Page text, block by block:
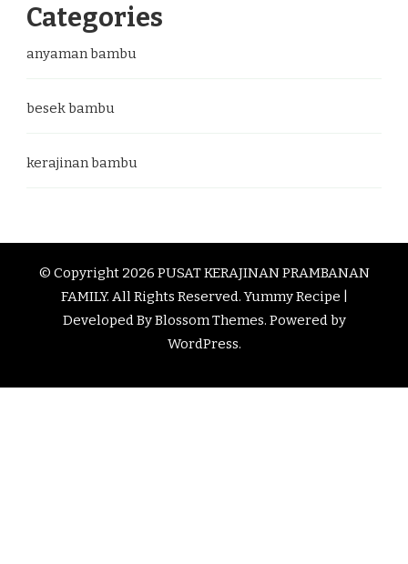
Categories
anyaman bambu
besek bambu
kerajinan bambu
© Copyright 2026 PUSAT KERAJINAN PRAMBANAN
FAMILY. All Rights Reserved.Yummy Recipe |
Developed ByBlossom Themes. Powered by
WordPress.